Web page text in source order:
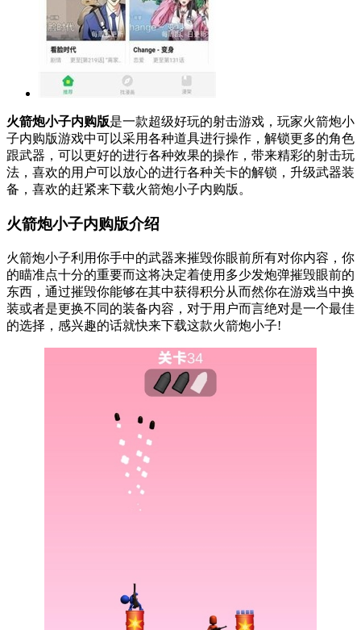
火箭炮小子内购版是一款超级好玩的射击游戏，玩家火箭炮小
子内购版游戏中可以采用各种道具进行操作，解锁更多的角色
跟武器，可以更好的进行各种效果的操作，带来精彩的射击玩
法，喜欢的用户可以放心的进行各种关卡的解锁，升级武器装
备，喜欢的赶紧来下载火箭炮小子内购版。
火箭炮小子内购版介绍
火箭炮小子利用你手中的武器来摧毁你眼前所有对你内容，你
的瞄准点十分的重要而这将决定着使用多少发炮弹摧毁眼前的
东西，通过摧毁你能够在其中获得积分从而然你在游戏当中换
装或者是更换不同的装备内容，对于用户而言绝对是一个最佳
的选择，感兴趣的话就快来下载这款火箭炮小子!